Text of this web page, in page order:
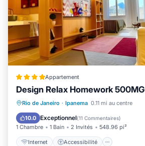
Appartement
Design Relax Homework 500MG
Rio de Janeiro · Ipanema 0.11 mi au centre
10.0 Exceptionnel(11 Commentaires)
1 Chambre 1 Bain 2 Invités 548.96 pi²
Internet Accessibilité
Internet
Accessibilité
Sécurité/Sûreté